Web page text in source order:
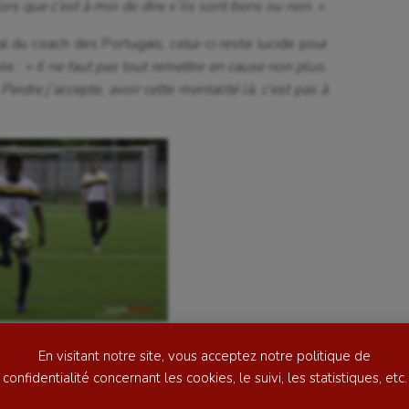
En visitant notre site, vous acceptez notre politique de
confidentialité concernant les cookies, le suivi, les statistiques, etc.
Natation artistique
que c’est à moi de dire s’ils sont bons ou non. »
du coach des Portugais, celui-ci reste lucide pour
:
« Il ne faut pas tout remettre en cause non plus.
j’accepte, avoir cette mentalité là, c’est pas à
la fin de match très prolifique, qui, cette fois, a
buts dans les cinq dernières minutes. Sur le banc,
vécu cette saison, c’est à dire prendre un but, et